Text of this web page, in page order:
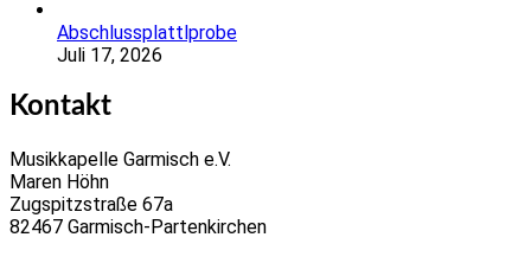
Abschlussplattlprobe
Juli 17, 2026
Kontakt
Musikkapelle Garmisch e.V.
Maren Höhn
Zugspitzstraße 67a
82467 Garmisch-Partenkirchen